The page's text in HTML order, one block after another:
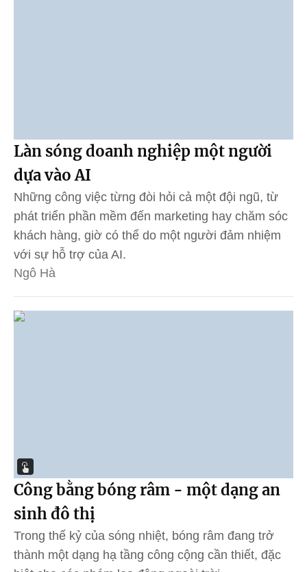
Làn sóng doanh nghiệp một người
dựa vào AI
Những công việc từng đòi hỏi cả một đội ngũ, từ
phát triển phần mềm đến marketing hay chăm sóc
khách hàng, giờ có thể do một người đảm nhiệm
với sự hỗ trợ của AI.
Ngô Hà
Công bằng bóng râm - một dạng an
sinh đô thị
Trong thế kỷ của sóng nhiệt, bóng râm đang trở
thành một dạng hạ tầng công cộng cần thiết, đặc